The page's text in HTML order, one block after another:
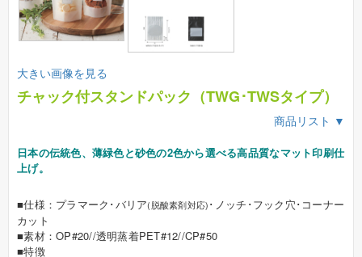
大きい画像を見る
チャック付スタンドパック（TWG･TWSタイプ）
商品リスト ▼
日本の伝統色、薄緑色と砂色の2色から選べる高品質なマット印刷仕
上げ。
■仕様：プラマーク･バリア(脱酸素剤対応)･ノッチ･フック穴･コーナー
カット
■素材：OP#20//透明蒸着PET#12//CP#50
■特徴